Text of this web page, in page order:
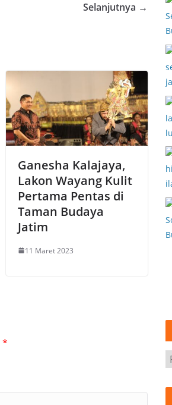
Selanjutnya →
Ganesha Kalajaya,
Lakon Wayang Kulit
Pertama Pentas di
Taman Budaya
Jatim
11 Maret 2023
*
r
s